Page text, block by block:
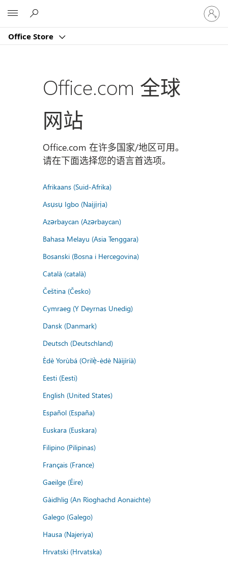
Office Store
请
登
录
Office.com 全球
网站
Office.com 在许多国家/地区可用。
请在下面选择您的语言首选项。
Afrikaans (Suid-Afrika)
Asụsụ Igbo (Naịjịrịa)
Azərbaycan (Azərbaycan)
Bahasa Melayu (Asia Tenggara)
Bosanski (Bosna i Hercegovina)
Català (català)
Čeština (Česko)
Cymraeg (Y Deyrnas Unedig)
Dansk (Danmark)
Deutsch (Deutschland)
Èdè Yorùbá (Orilẹ̀-èdè Nàìjíríà)
Eesti (Eesti)
English (United States)
Español (España)
Euskara (Euskara)
Filipino (Pilipinas)
Français (France)
Gaeilge (Éire)
Gàidhlig (An Rìoghachd Aonaichte)
Galego (Galego)
Hausa (Najeriya)
Hrvatski (Hrvatska)